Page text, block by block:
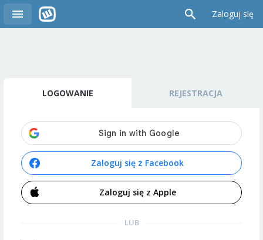
Zaloguj się
LOGOWANIE REJESTRACJA
Zaloguj się z Facebook
Zaloguj się z Apple
LUB